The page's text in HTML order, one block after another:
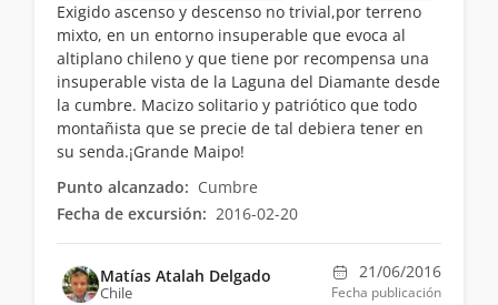
Exigido ascenso y descenso no trivial,por terreno
mixto, en un entorno insuperable que evoca al
altiplano chileno y que tiene por recompensa una
insuperable vista de la Laguna del Diamante desde
la cumbre. Macizo solitario y patriótico que todo
montañista que se precie de tal debiera tener en
su senda.¡Grande Maipo!
Punto alcanzado: Cumbre
Fecha de excursión: 2016-02-20
Matías Atalah Delgado
Chile
21/06/2016
Fecha publicación